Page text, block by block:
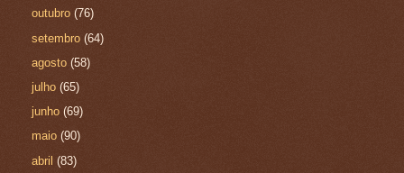
outubro(76)
setembro(64)
agosto(58)
julho(65)
junho(69)
maio(90)
abril(83)